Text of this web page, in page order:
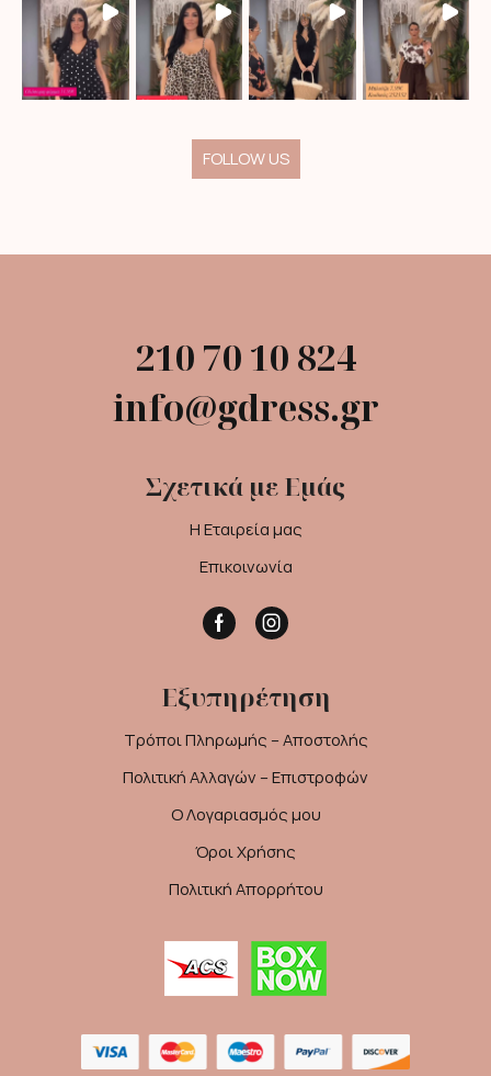
FOLLOW US
210 70 10 824
info@gdress.gr
Σχετικά με Εμάς
Η Εταιρεία μας
Επικοινωνία
FacebookInstagram
Εξυπηρέτηση
Τρόποι Πληρωμής – Αποστολής
Πολιτική Αλλαγών – Επιστροφών
Ο Λογαριασμός μου
Όροι Χρήσης
Πολιτική Απορρήτου